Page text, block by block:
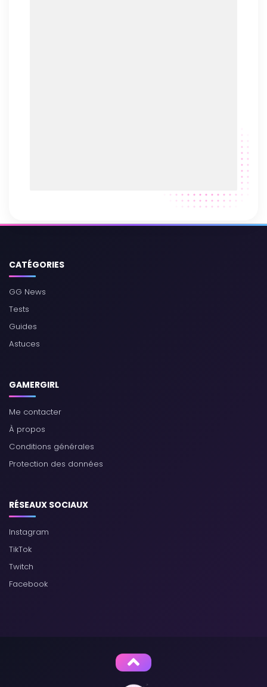
CATÉGORIES
GG News
Tests
Guides
Astuces
GAMERGIRL
Me contacter
À propos
Conditions générales
Protection des données
RÉSEAUX SOCIAUX
Instagram
TikTok
Twitch
Facebook